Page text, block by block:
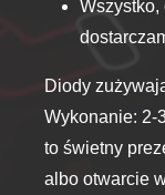
Wszystko,
Diody
Wykonanie: 2-
to świetny
albo otwarcie